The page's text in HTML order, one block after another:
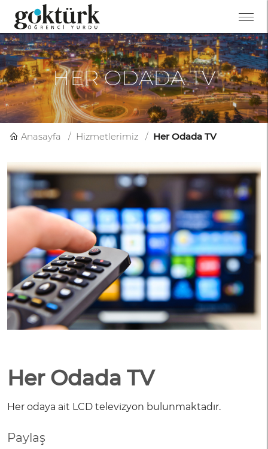
HER ODADA TV
Anasayfa Hizmetlerimiz Her Odada TV
Her Odada TV
Her odaya ait LCD televizyon bulunmaktadır.
Paylaş